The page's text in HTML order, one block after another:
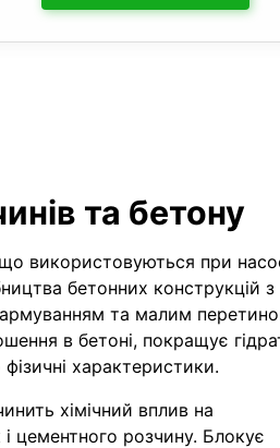
та бетону
використовуються при
бетонних конструкцій з
та малим
в бетоні, покращує
характеристики.
хімічний вплив на
цементного розчину. Блокує